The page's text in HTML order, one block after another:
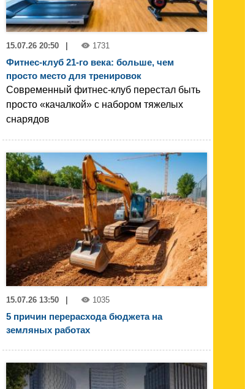
15.07.26 20:50 | 1731
Фитнес-клуб 21-го века: больше, чем
просто место для тренировок
Современный фитнес-клуб перестал быть
просто «качалкой» с набором тяжелых
снарядов
15.07.26 13:50 1035
5 причин перерасхода бюджета на
земляных работах